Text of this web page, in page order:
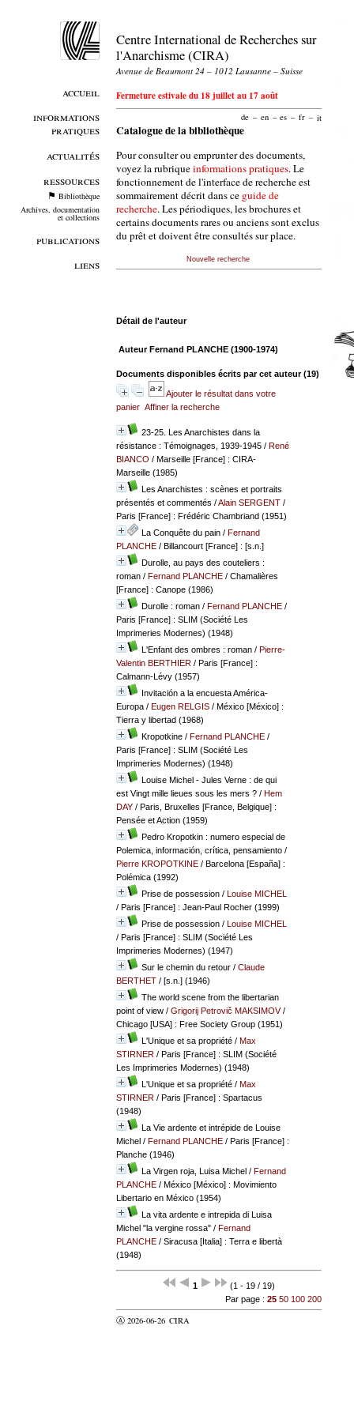
accueil
informations
pratiques
actualités
ressources
Bibliothèque
Archives, documentation
et collections
publications
liens
Centre International de Recherches sur
l'Anarchisme (CIRA)
Avenue de Beaumont 24 – 1012 Lausanne – Suisse
Fermeture estivale du 18 juillet au 17 août
de – en – es – fr – it
Catalogue de la bibliothèque
Pour consulter ou emprunter des documents,
voyez la rubriqueinformations pratiques. Le
fonctionnement de l'interface de recherche est
sommairement décrit dans ce guide de
recherche. Les périodiques, les brochures et
certains documents rares ou anciens sont exclus
du prêt et doivent être consultés sur place.
Nouvelle recherche
Détail de l'auteur
Auteur Fernand PLANCHE (1900-1974)
Documents disponibles écrits par cet auteur (19)
Ajouter le résultat dans votre
panier Affiner la recherche
23-25. Les Anarchistes dans la
résistance : Témoignages, 1939-1945/ René
BIANCO / Marseille [France] : CIRA-
Marseille (1985)
Les Anarchistes : scènes et portraits
présentés et commentés /Alain SERGENT/
Paris [France] : Frédéric Chambriand (1951)
La Conquête du pain/ Fernand
PLANCHE/ Billancourt [France] : [s.n.]
Durolle, au pays des couteliers :
roman/ Fernand PLANCHE/ Chamalières
[France] : Canope (1986)
Durolle : roman/ Fernand PLANCHE/
Paris [France] : SLIM (Société Les
Imprimeries Modernes) (1948)
L'Enfant des ombres : roman/ Pierre-
Valentin BERTHIER/ Paris [France] :
Calmann-Lévy (1957)
Invitación a la encuesta América-
Europa/ Eugen RELGIS/ México [México] :
Tierra y libertad (1968)
Kropotkine/ Fernand PLANCHE/
Paris [France] : SLIM (Société Les
Imprimeries Modernes) (1948)
Louise Michel - Jules Verne : de qui
est Vingt mille lieues sous les mers ?/ Hem
DAY/ Paris, Bruxelles [France, Belgique] :
Pensée et Action (1959)
Pedro Kropotkin : numero especial de
Polemica, información, crítica, pensamiento/
Pierre KROPOTKINE/ Barcelona [España] :
Polémica (1992)
Prise de possession/ Louise MICHEL
/ Paris [France] : Jean-Paul Rocher (1999)
Prise de possession/ Louise MICHEL
/ Paris [France] : SLIM (Société Les
Imprimeries Modernes) (1947)
Sur le chemin du retour/ Claude
BERTHET/ [s.n.] (1946)
The world scene from the libertarian
point of view/ Grigorij Petrovič MAKSIMOV/
Chicago [USA] : Free Society Group (1951)
L'Unique et sa propriété/ Max
STIRNER/ Paris [France] : SLIM (Société
Les Imprimeries Modernes) (1948)
L'Unique et sa propriété/ Max
STIRNER/ Paris [France] : Spartacus
(1948)
La Vie ardente et intrépide de Louise
Michel/ Fernand PLANCHE/ Paris [France] :
Planche (1946)
La Virgen roja, Luisa Michel/ Fernand
PLANCHE/ México [México] : Movimiento
Libertario en México (1954)
La vita ardente e intrepida di Luisa
Michel "la vergine rossa"/ Fernand
PLANCHE/ Siracusa [Italia] : Terra e libertà
(1948)
1
(1 - 19 / 19)
Par page : 25 50 100 200
Ⓐ 2026-06-26 CIRA